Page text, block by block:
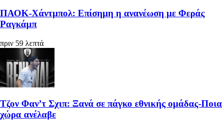
ΠΑΟΚ-Χάντμπολ: Επίσημη η ανανέωση με Φεράς
Ραγκάμπ
πριν 59 λεπτά
Τζον Φαν’τ Σχιπ: Ξανά σε πάγκο εθνικής ομάδας-Ποια
χώρα ανέλαβε